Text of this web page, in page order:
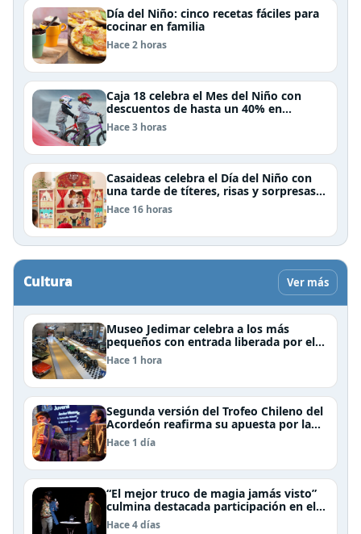
Día del Niño: cinco recetas fáciles para
cocinar en familia
Hace 2 horas
Caja 18 celebra el Mes del Niño con
descuentos de hasta un 40% en
panoramas, cine, shows y streaming
Hace 3 horas
Casaideas celebra el Día del Niño con
una tarde de títeres, risas y sorpresas
en el Mall Plaza Vespucio
Hace 16 horas
Cultura Ver más
Museo Jedimar celebra a los más
pequeños con entrada liberada por el
Día del Niño
Hace 1 hora
Segunda versión del Trofeo Chileno del
Acordeón reafirma su apuesta por la
profesionalización del instrumento en
Chile
Hace 1 día
“El mejor truco de magia jamás visto”
culmina destacada participación en el
Festival Off Avignon 2026
Hace 4 días